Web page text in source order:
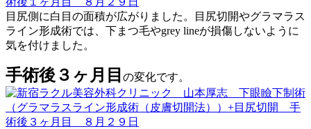
目尻側に白目の面積が広がりました。目尻切開やグラマラス
ライン形成術では、下まつ毛やgrey lineが損傷しないように
気を付けました。
手術後３ヶ月目 の変化です。